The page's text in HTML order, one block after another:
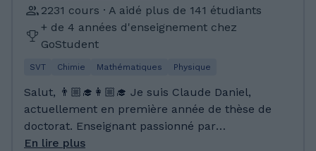
surtout en maths, physique-chimie, SVT et
anglais. Mon parcours me permet d’apporter
des explications claires, concrètes et adaptées
2231 cours · A aidé plus de 141 étudiants
+ de 4 années d'enseignement chez
GoStudent
SVT Chimie Mathématiques Physique
Salut, 👨🏼‍🎓👩🏼‍🎓 Je suis Claude Daniel,
actuellement en première année de thèse de
doctorat. Enseignant passionné par
l'éducation, j'ai plusieurs années d'expérience
En lire plus